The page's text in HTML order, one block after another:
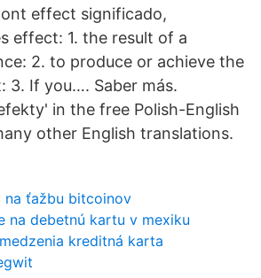
effect significado,
effect: 1. the result of a
2. to produce or achieve the
3. If you…. Saber más.
in the free Polish-English
other English translations.
ťažbu bitcoinov
na debetnú kartu v mexiku
kreditná karta